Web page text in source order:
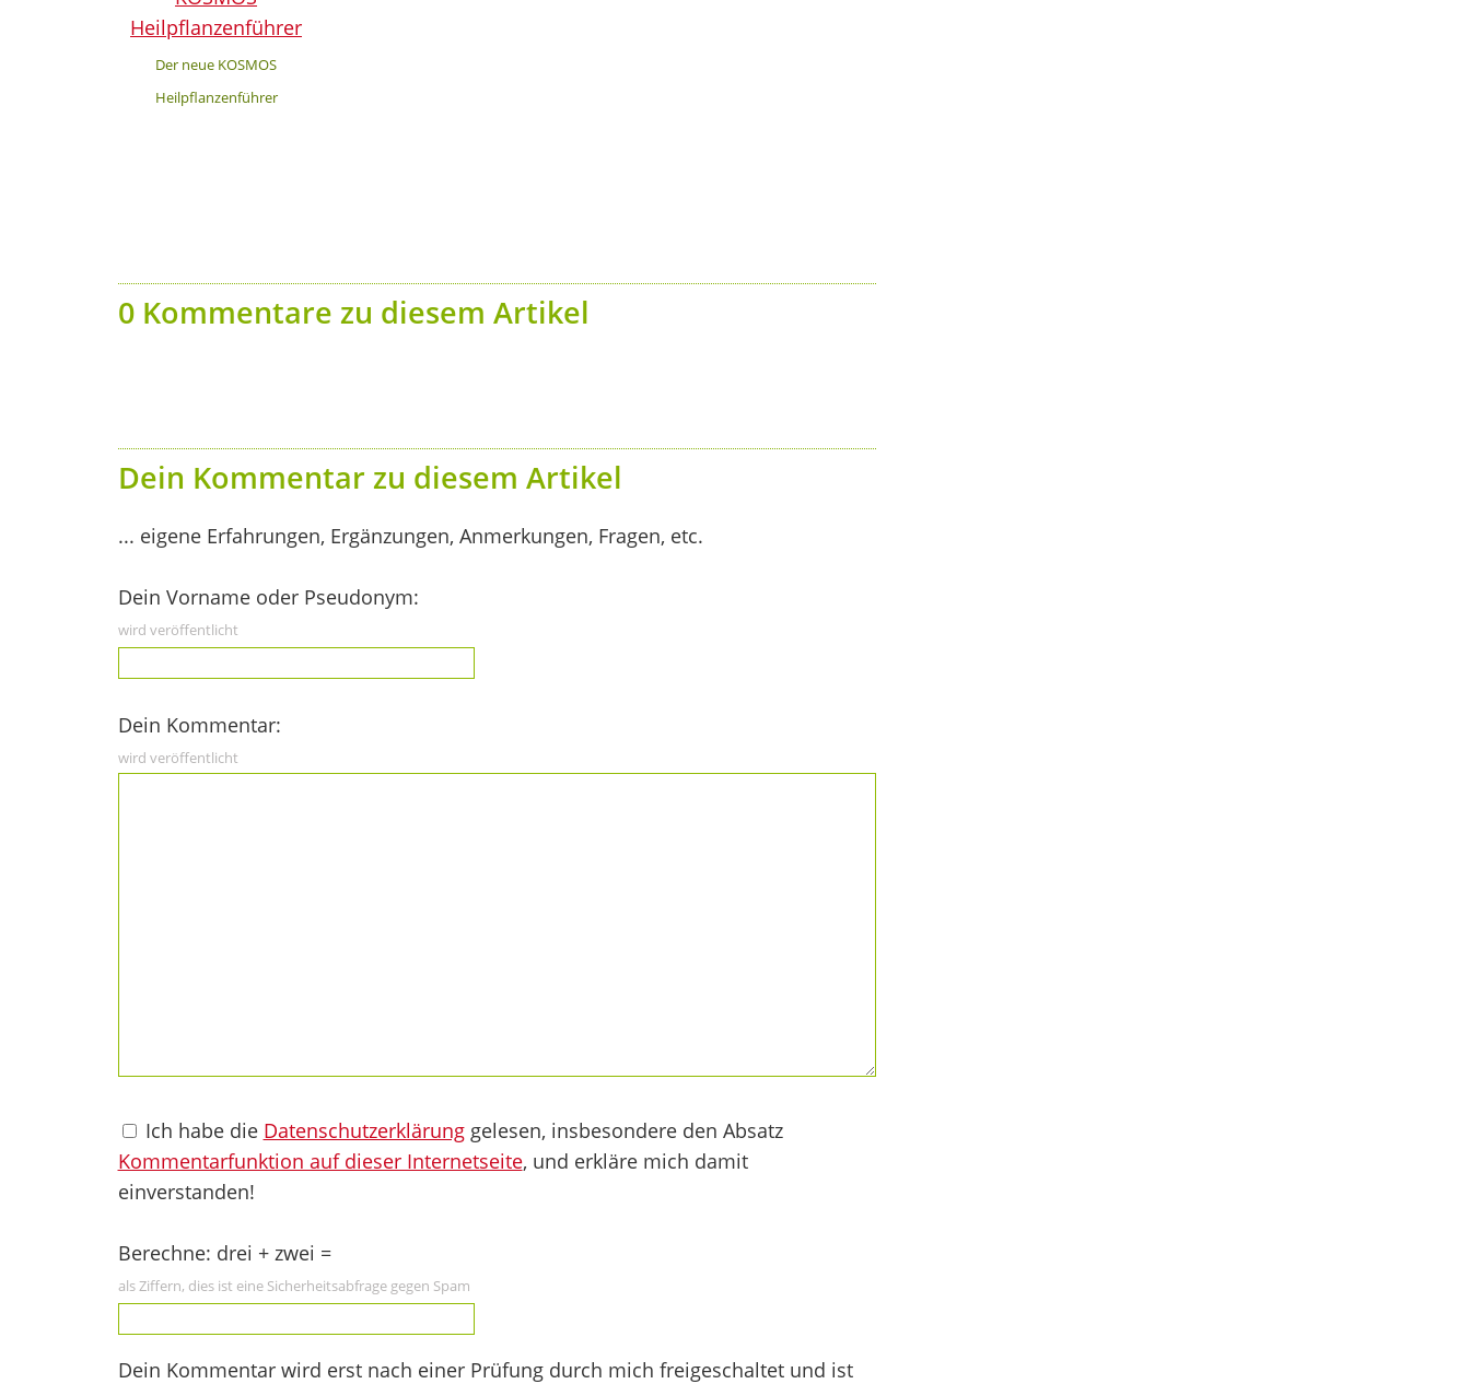
Der neue KOSMOS
Heilpflanzenführer
0 Kommentare zu diesem Artikel
Dein Kommentar zu diesem Artikel
... eigene Erfahrungen, Ergänzungen, Anmerkungen, Fragen, etc.
Dein Vorname oder Pseudonym:
wird veröffentlicht
Dein Kommentar:
wird veröffentlicht
Ich habe die Datenschutzerklärunggelesen, insbesondere den Absatz
Kommentarfunktion auf dieser Internetseite, und erkläre mich damit
einverstanden!
Berechne: drei + zwei =
als Ziffern, dies ist eine Sicherheitsabfrage gegen Spam
Dein Kommentar wird erst nach einer Prüfung durch mich freigeschaltet und ist